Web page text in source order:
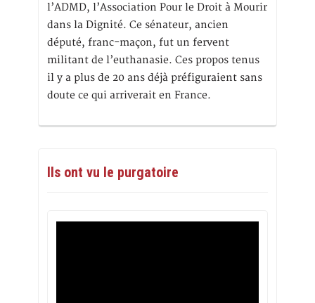
l’ADMD, l’Association Pour le Droit à Mourir
dans la Dignité. Ce sénateur, ancien
député, franc-maçon, fut un fervent
militant de l’euthanasie. Ces propos tenus
il y a plus de 20 ans déjà préfiguraient sans
doute ce qui arriverait en France.
Ils ont vu le purgatoire